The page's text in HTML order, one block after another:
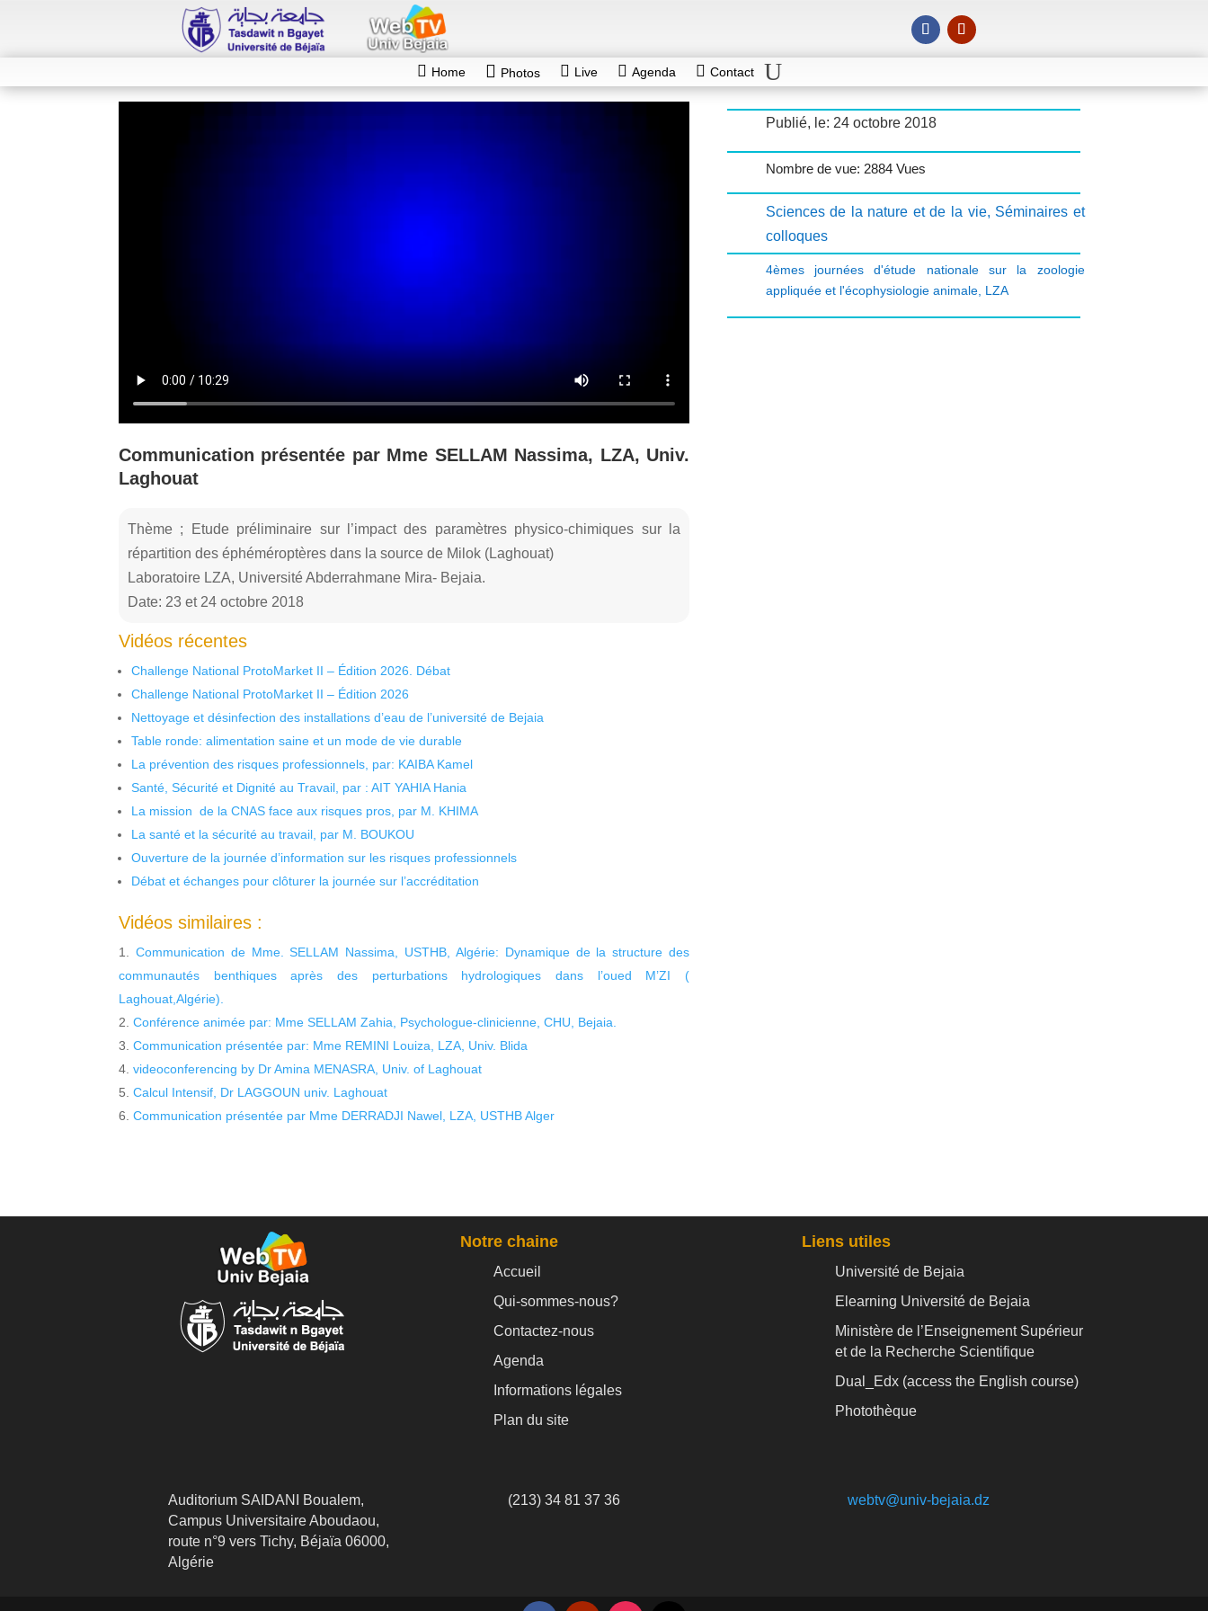
Home Photos Live Agenda Contact
Communication présentée par Mme SELLAM Nassima, LZA, Univ.
Laghouat
Thème ; Etude préliminaire sur l’impact des paramètres physico-chimiques sur la
répartition des éphéméroptères dans la source de Milok (Laghouat)
Laboratoire LZA, Université Abderrahmane Mira- Bejaia.
Date: 23 et 24 octobre 2018
Vidéos récentes
Challenge National ProtoMarket II – Édition 2026. Débat
Challenge National ProtoMarket II – Édition 2026
Nettoyage et désinfection des installations d’eau de l’université de Bejaia
Table ronde: alimentation saine et un mode de vie durable
La prévention des risques professionnels, par: KAIBA Kamel
Santé, Sécurité et Dignité au Travail, par : AIT YAHIA Hania
La mission de la CNAS face aux risques pros, par M. KHIMA
La santé et la sécurité au travail, par M. BOUKOU
Ouverture de la journée d’information sur les risques professionnels
Débat et échanges pour clôturer la journée sur l’accréditation
Vidéos similaires :
Communication de Mme. SELLAM Nassima, USTHB, Algérie: Dynamique de la structure des
communautés benthiques après des perturbations hydrologiques dans l’oued M’ZI (
Laghouat,Algérie).
Conférence animée par: Mme SELLAM Zahia, Psychologue-clinicienne, CHU, Bejaia.
Communication présentée par: Mme REMINI Louiza, LZA, Univ. Blida
videoconferencing by Dr Amina MENASRA, Univ. of Laghouat
Calcul Intensif, Dr LAGGOUN univ. Laghouat
Communication présentée par Mme DERRADJI Nawel, LZA, USTHB Alger
Publié, le: 24 octobre 2018
Nombre de vue: 2884 Vues
Sciences de la nature et de la vie, Séminaires et
colloques
4èmes journées d'étude nationale sur la zoologie
appliquée et l'écophysiologie animale, LZA
Notre chaine
Accueil
Qui-sommes-nous?
Contactez-nous
Agenda
Informations légales
Plan du site
Liens utiles
Université de Bejaia
Elearning Université de Bejaia
Ministère de l’Enseignement Supérieur
et de la Recherche Scientifique
Dual_Edx (access the English course)
Photothèque
Auditorium SAIDANI Boualem,
Campus Universitaire Aboudaou,
route n°9 vers Tichy, Béjaïa 06000,
Algérie
(213) 34 81 37 36 webtv@univ-bejaia.dz